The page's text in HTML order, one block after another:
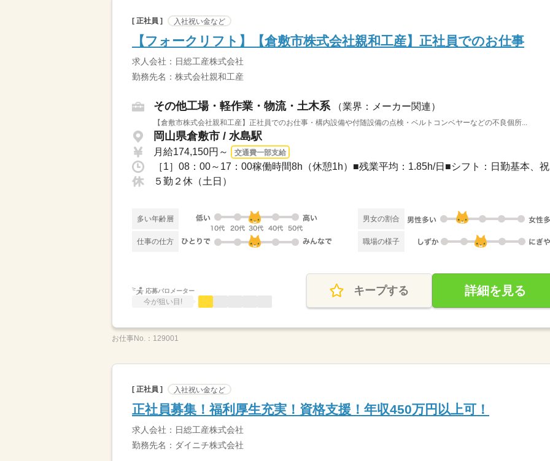
[ 正社員 ] 入社祝い金など
【フォークリフト】【倉敷市株式会社親和工産】正社員でのお仕事
求人会社：日総工産株式会社
勤務先名：株式会社親和工産
その他工場・軽作業・物流・土木系 （業界：メーカー関連）
【倉敷市株式会社親和工産】正社員でのお仕事・構内設備や付随設備の点検・ベルトコンベヤーなどの不良個所...
岡山県倉敷市 / 水島駅
月給174,150円～ 交通費一部支給
［1］08：00～17：00稼働時間8h（休憩1h）■残業平均：1.85h/日■シフト：日勤基本、
５勤２休（土日）
多い年齢層 男女の割合
仕事の仕方 職場の様子
応募バロメーター
今が狙い目!
キープする 詳細を見る
お仕事No.： 129001
[ 正社員 ] 入社祝い金など
正社員募集！福利厚生充実！資格支援！年収450万円以上可！
求人会社：日総工産株式会社
勤務先名：ダイニチ株式会社